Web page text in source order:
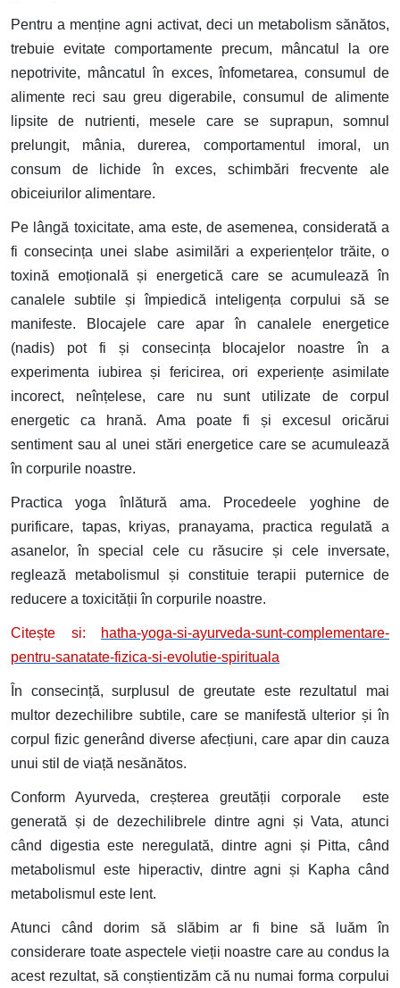
Pentru a menține agni activat, deci un metabolism sănătos,
trebuie evitate comportamente precum, mâncatul la ore
nepotrivite, mâncatul în exces, înfometarea, consumul de
alimente reci sau greu digerabile, consumul de alimente
lipsite de nutrienti, mesele care se suprapun, somnul
prelungit, mânia, durerea, comportamentul imoral, un
consum de lichide în exces, schimbări frecvente ale
obiceiurilor alimentare.
Pe lângă toxicitate, ama este, de asemenea, considerată a
fi consecința unei slabe asimilări a experiențelor trăite, o
toxină emoțională și energetică care se acumulează în
canalele subtile și împiedică inteligența corpului să se
manifeste. Blocajele care apar în canalele energetice
(nadis) pot fi și consecința blocajelor noastre în a
experimenta iubirea și fericirea, ori experiențe asimilate
incorect, neînțelese, care nu sunt utilizate de corpul
energetic ca hrană. Ama poate fi și excesul oricărui
sentiment sau al unei stări energetice care se acumulează
în corpurile noastre.
Practica yoga înlătură ama. Procedeele yoghine de
purificare, tapas, kriyas, pranayama, practica regulată a
asanelor, în special cele cu răsucire și cele inversate,
reglează metabolismul și constituie terapii puternice de
reducere a toxicității în corpurile noastre.
Citește si:
hatha-yoga-si-ayurveda-sunt-complementare-
pentru-sanatate-fizica-si-evolutie-spirituala
În consecință, surplusul de greutate este rezultatul mai
multor dezechilibre subtile, care se manifestă ulterior și în
corpul fizic generând diverse afecțiuni, care apar din cauza
unui stil de viață nesănătos.
Conform Ayurveda, creșterea greutății corporale este
generată și de dezechilibrele dintre agni și Vata, atunci
când digestia este neregulată, dintre agni și Pitta, când
metabolismul este hiperactiv, dintre agni și Kapha când
metabolismul este lent.
Atunci când dorim să slăbim ar fi bine să luăm în
considerare toate aspectele vieții noastre care au condus la
acest rezultat, să conștientizăm că nu numai forma corpului